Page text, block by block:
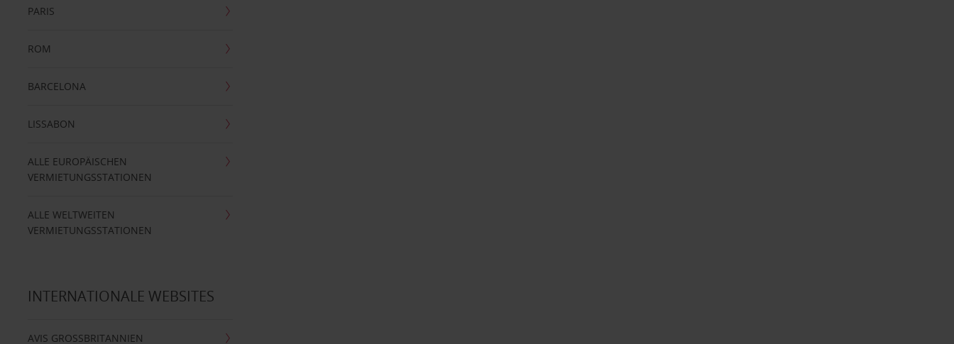
PARIS
ROM
BARCELONA
LISSABON
ALLE EUROPÄISCHEN
VERMIETUNGSSTATIONEN
ALLE WELTWEITEN
VERMIETUNGSSTATIONEN
INTERNATIONALE WEBSITES
AVIS GROSSBRITANNIEN